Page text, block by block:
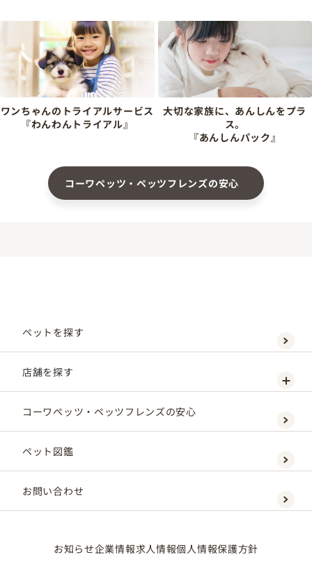
ワンちゃんのトライアルサービス
『わんわんトライアル』
大切な家族に、あんしんをプラ
ス。
『あんしんパック』
コーワペッツ・ペッツフレンズの安心
ペットを探す
店舗を探す
コーワペッツ・ペッツフレンズの安心
ペット図鑑
お問い合わせ
お知らせ企業情報求人情報個人情報保護方針